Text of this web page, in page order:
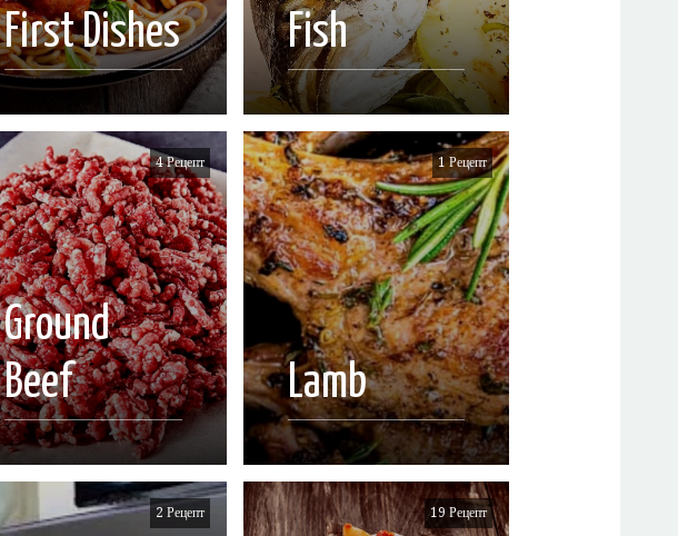
First Dishes Fish
4 Рецепт
Ground
Beef
1 Рецепт
Lamb
2 Рецепт 19 Рецепт